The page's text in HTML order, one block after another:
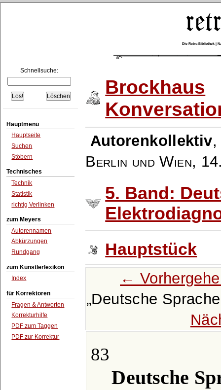
Die Retro-Bibliothek |
Schnellsuche:
Hauptmenü
Hauptseite
Suchen
Stöbern
Technisches
Technik
Statistik
richtig Verlinken
zum Meyers
Autorennamen
Abkürzungen
Rundgang
zum Künstlerlexikon
Index
für Korrektoren
Fragen & Antworten
Korrekturhilfe
PDF zum Taggen
PDF zur Korrektur
Brockhaus
Autorenkollektiv
Berlin und Wien,
5. Band:
Hauptstück
←
Deutsche
83
Deutsche